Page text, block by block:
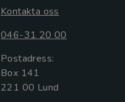
Kontakta oss
046-31 20 00
Postadress:
Box 141
221 00 Lund